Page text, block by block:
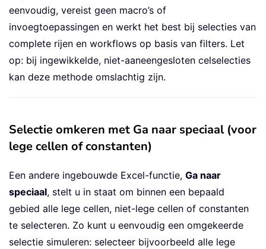
eenvoudig, vereist geen macro’s of
invoegtoepassingen en werkt het best bij selecties van
complete rijen en workflows op basis van filters. Let
op: bij ingewikkelde, niet-aaneengesloten celselecties
kan deze methode omslachtig zijn.
Selectie omkeren met Ga naar speciaal (voor
lege cellen of constanten)
Een andere ingebouwde Excel-functie, Ga naar
speciaal, stelt u in staat om binnen een bepaald
gebied alle lege cellen, niet-lege cellen of constanten
te selecteren. Zo kunt u eenvoudig een omgekeerde
selectie simuleren: selecteer bijvoorbeeld alle lege